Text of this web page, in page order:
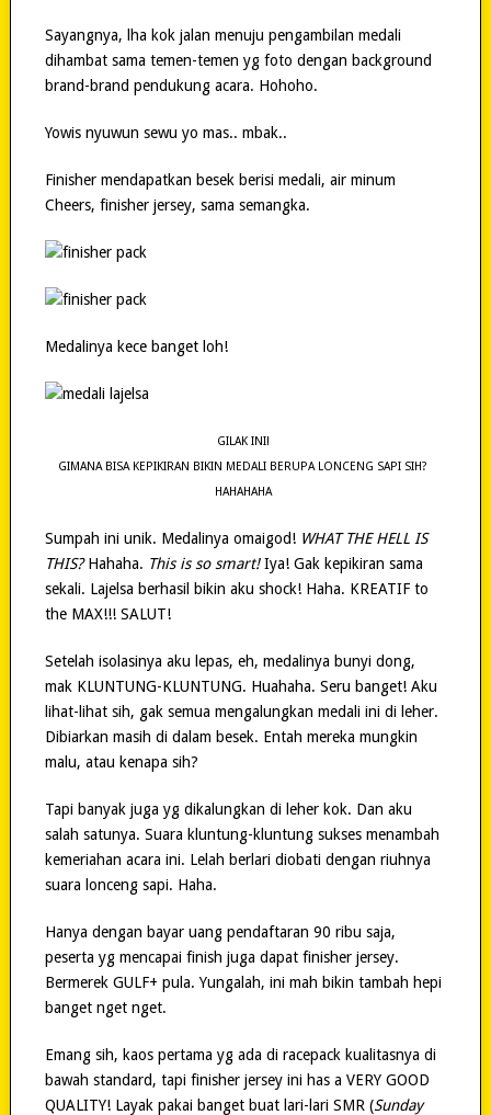
Sayangnya, lha kok jalan menuju pengambilan medali
dihambat sama temen-temen yg foto dengan background
brand-brand pendukung acara. Hohoho.
Yowis nyuwun sewu yo mas.. mbak..
Finisher mendapatkan besek berisi medali, air minum
Cheers, finisher jersey, sama semangka.
Medalinya kece banget loh!
GILAK INI!
GIMANA BISA KEPIKIRAN BIKIN MEDALI BERUPA LONCENG SAPI SIH?
HAHAHAHA
Sumpah ini unik. Medalinya omaigod! WHAT THE HELL IS
THIS?Hahaha. This is so smart!Iya! Gak kepikiran sama
sekali. Lajelsa berhasil bikin aku shock! Haha. KREATIF to
the MAX!!! SALUT!
Setelah isolasinya aku lepas, eh, medalinya bunyi dong,
mak KLUNTUNG-KLUNTUNG. Huahaha. Seru banget! Aku
lihat-lihat sih, gak semua mengalungkan medali ini di leher.
Dibiarkan masih di dalam besek. Entah mereka mungkin
malu, atau kenapa sih?
Tapi banyak juga yg dikalungkan di leher kok. Dan aku
salah satunya. Suara kluntung-kluntung sukses menambah
kemeriahan acara ini. Lelah berlari diobati dengan riuhnya
suara lonceng sapi. Haha.
Hanya dengan bayar uang pendaftaran 90 ribu saja,
peserta yg mencapai finish juga dapat finisher jersey.
Bermerek GULF+ pula. Yungalah, ini mah bikin tambah hepi
banget nget nget.
Emang sih, kaos pertama yg ada di racepack kualitasnya di
bawah standard, tapi finisher jersey ini has a VERY GOOD
QUALITY! Layak pakai banget buat lari-lari SMR (Sunday